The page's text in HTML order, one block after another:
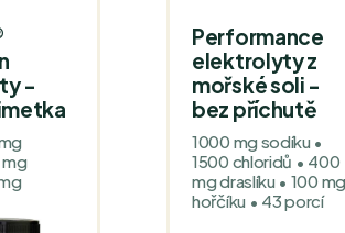
-
Performance
elektrolyty z
mořské soli -
bez příchutě
1000 mg sodíku •
1500 chloridů • 400
mg draslíku • 100 mg
hořčíku • 43 porcí